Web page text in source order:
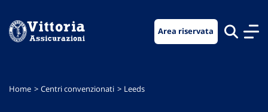
menu
contenuto
footer
Area riservata
Home Centri convenzionati Leeds